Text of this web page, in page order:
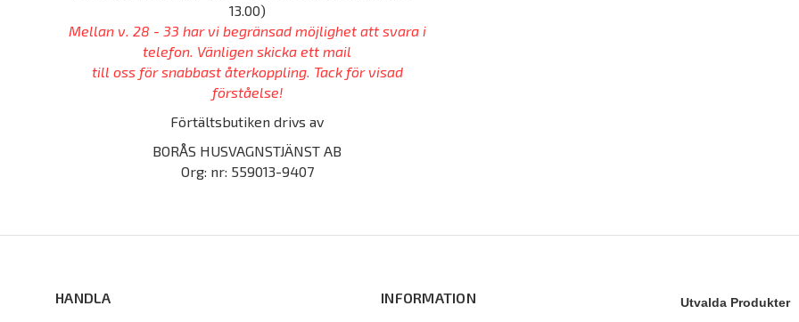
13.00)
Mellan v. 28 - 33 har vi begränsad möjlighet att svara i
telefon. Vänligen skicka ett mail
till oss för snabbast återkoppling. Tack för visad
förståelse!
Förtältsbutiken drivs av
BORÅS HUSVAGNSTJÄNST AB
Org: nr: 559013-9407
HANDLA
INFORMATION
Utvalda Produkter